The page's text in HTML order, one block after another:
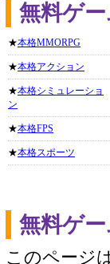
無料ゲ
★本格MMORPG
★本格アクション
★本格シミュレーショ
ン
★本格FPS
★本格スポーツ
無料ゲ
このページ